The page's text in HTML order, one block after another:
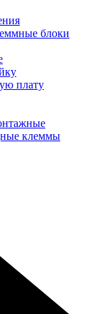
блоки
плату
клеммы